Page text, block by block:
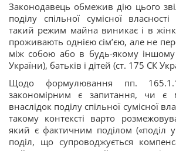
Законодавець обмежив дію цього
поділу спільної сумісної
такий режим майна виникає і в
проживають однією сім’єю, але не
між собою або в будь-якому
України), батьків і дітей (ст. 175 СК
Щодо формулювання пп.
закономірним є запитання, чи є
внаслідок поділу спільної сумісної
такому контексті варто
який є фактичним поділом («поділ у
поділ, що супроводжується